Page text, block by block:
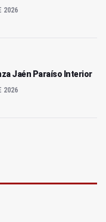
2026
Jaén Paraíso Interior
2026